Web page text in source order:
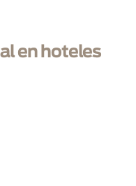
en hoteles